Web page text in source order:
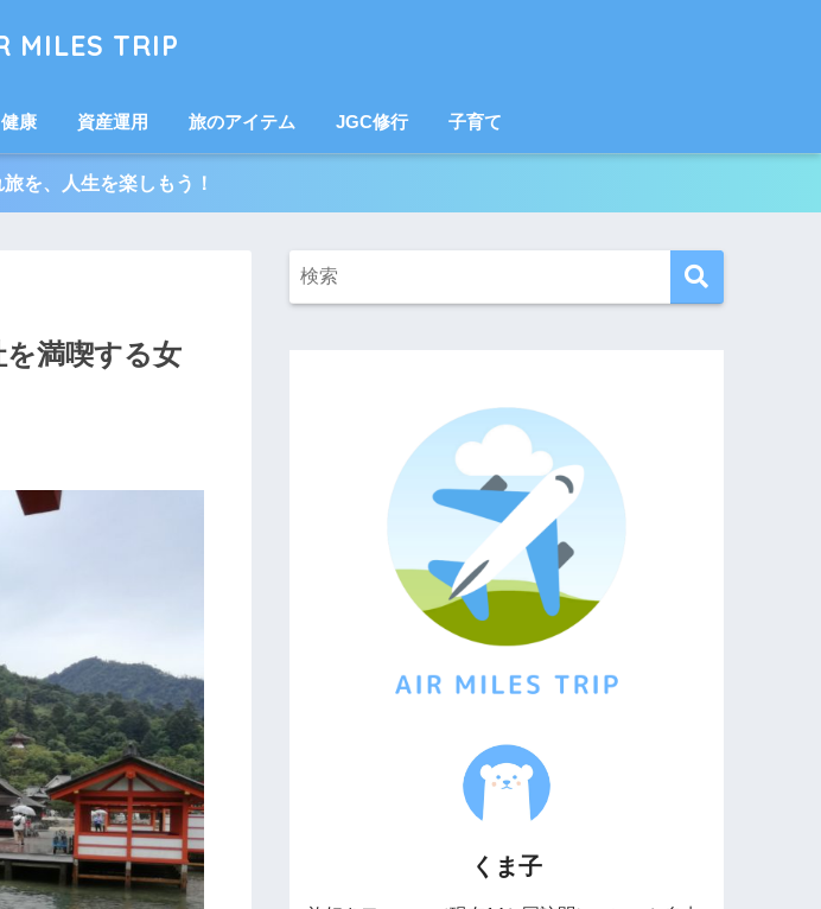
MILES TRIP
康 資産運用 旅のアイテム JGC修行 子育て
を、人生を楽しもう！
満喫する女
くま子